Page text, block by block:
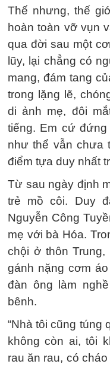
Thế nhưng, thế
hoàn toàn vỡ vụn
qua đời sau một
lũy, lại chẳng có
mang, đám tang
trong lặng lẽ,
di ảnh mẹ, đôi
tiếng. Em cứ
như thể vẫn chưa
điểm tựa duy nhất
Từ sau ngày định
trẻ mồ côi. Duy
Nguyễn Công
mẹ với bà Hóa.
chội ở thôn
gánh nặng cơm
đàn ông làm
bênh.
“Nhà tôi cũng túng
không còn ai, tôi
rau ăn rau, có